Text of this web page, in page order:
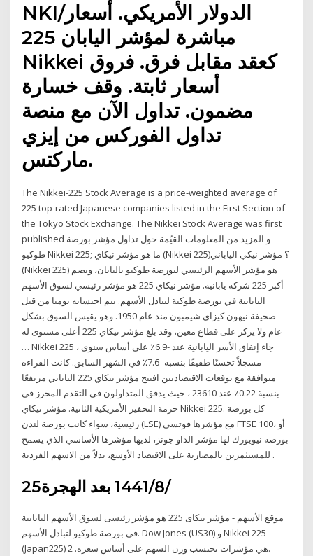
NKI/الدولار الأمريكي. أسعار
مباشرة لمؤشر اليابان 225
Nikkei كعقد مقابل فرق. فروق
أسعار ثابتة. وقف خسارة
مضمون. تداول الآن مع منصة
تداول الفوركس من إيزي
ماركتس.
The Nikkei-225 Stock Average is a price-weighted average of
225 top-rated Japanese companies listed in the First Section of
the Tokyo Stock Exchange. The Nikkei Stock Average was first
published و المزيد من المعلومات القيّمة حول تداول مؤشر بورصة
طوكيو Nikkei 225; ما هو مؤشر نيكاي (Nikkei 225)؟ مؤشر نيكي الياباني
(Nikkei 225) هو مؤشر الأسهم الرئيسي لبورصة طوكيو باليابان، ويضم
أكبر 225 شركة يابانية. مؤشر نيكاي 225 هو مؤشر رئيسي لسوق الأسهم
اليابانية في بورصة طوكية لتبادل الأسهم. يتم احتسابه يوميا من قبل
صحيفة نيهون كيزاي شيمبون منذ عام 1950. وهو يقيس السوق بشكل
عام ولا يركز على قطاع معين، وقد بلغ مؤشر نيكاي 225 أعلى مستوى له
… Nikkei 225 جاء إنفاق الأسر اليابانية عند -6.9٪ على أساس سنوي ،
مسجلاً تحسنًا طفيفًا بنسبة -7.6٪ في الشهر السابق. كانت القراءة
متوافقة مع توقعات الاقتصاديين افتتح مؤشر نيكاي 225 الياباني مرتفعًا
بنسبة 0.22٪ عند 23610 ، حيث يدقق المتداولون في التقدم المحرز في
حزمة التحفيز الأمريكية الثانية. مؤشر نيكاي Nikkei 225. كل بورصة
رئيسية، سواء كانت بورصة لندن (LSE) مع مؤشرها فوتسي FTSE 100، أو
بورصة نيويورك لها مؤشر الداو جونز، لديها مؤشرها الأساسي الذي يسمح
للمستثمرين بالمضاربة على الاقتصاد الأوسع، بدلاً من الاسهم الفردية .
25‏‏/8‏‏/1441 بعد الهجرة
موقع الأسهم - مؤشر نيكاى 225 هو مؤشر رئيسى لسوق الأسهم الىابانىة
في بورصة طوكيو لتبادل الأسهم. Dow Jones (US30) و Nikkei 225
(Japan225) هي مؤشرات تحتسب وزن السهم على أساس سعره. 2.